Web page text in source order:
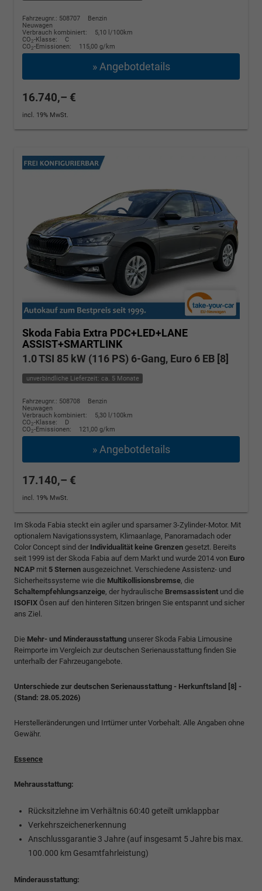
Fahrzeugnr.: 508707
Benzin
Neuwagen
Verbrauch kombiniert:
5,10 l/100km
CO2-Klasse:
C
CO2-Emissionen: 115,00 g/km
» Angebotdetails
16.740,– €
incl. 19% MwSt.
Skoda Fabia Extra PDC+LED+LANE
ASSIST+SMARTLINK
1.0 TSI 85 kW (116 PS) 6-Gang, Euro 6 EB [8]
unverbindliche Lieferzeit: ca. 5 Monate
Fahrzeugnr.: 508708
Benzin
Neuwagen
Verbrauch kombiniert:
5,30 l/100km
CO2-Klasse:
D
CO2-Emissionen: 121,00 g/km
» Angebotdetails
17.140,– €
incl. 19% MwSt.
Im Skoda Fabia steckt ein agiler und sparsamer 3-Zylinder-Motor. Mit
optionalem Navigationssystem, Klimaanlage, Panoramadach oder
Color Concept sind der Individualität keine Grenzen gesetzt. Bereits
seit 1999 ist der Skoda Fabia auf dem Markt und wurde 2014 von Euro
NCAP mit 5 Sternen ausgezeichnet. Verschiedene Assistenz- und
Sicherheitssysteme wie die Multikollisionsbremse, die
Schaltempfehlungsanzeige, der hydraulische Bremsassistent und die
ISOFIX Ösen auf den hinteren Sitzen bringen Sie entspannt und sicher
ans Ziel.
Die Mehr- und Minderausstattung unserer Skoda Fabia Limousine
Reimporte im Vergleich zur deutschen Serienausstattung finden Sie
unterhalb der Fahrzeugangebote.
Unterschiede zur deutschen Serienausstattung - Herkunftsland [8] -
(Stand: 28.05.2026)
Herstelleränderungen und Irrtümer unter Vorbehalt. Alle Angaben ohne
Gewähr.
Essence
Mehrausstattung:
Rücksitzlehne im Verhältnis 60:40 geteilt umklappbar
Verkehrszeichenerkennung
Anschlussgarantie 3 Jahre (auf insgesamt 5 Jahre bis max.
100.000 km Gesamtfahrleistung)
Minderausstattung: